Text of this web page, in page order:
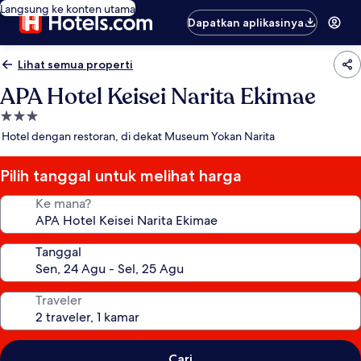
Langsung ke konten utama
Dapatkan aplikasinya
Lihat semua properti
APA Hotel Keisei Narita Ekimae
Properti
bintang
Hotel dengan restoran, di dekat Museum Yokan Narita
Pilih tanggal untuk melihat harga
Ke mana?
Tanggal
Traveler